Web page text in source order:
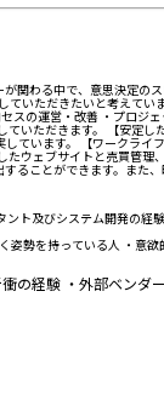
わる中で、意思決定
いただきたいと考えて
の運営・改善 ・プロ
ただきます。 【安定
います。 【ワークラ
ェブサイトと売買管
ことができます。また
ト及びシステム開発の経験
姿勢を持っている人 ・意
の経験 ・外部ベン